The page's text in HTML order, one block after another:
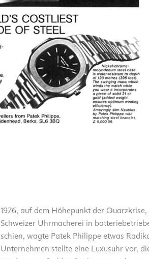
1976, auf dem Höhepunkt der
Schweizer Uhrmacherei in
schien, wagte Patek Philippe etwas
Unternehmen stellte eine Luxusuhr vor,